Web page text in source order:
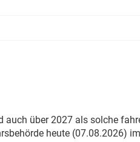
über 2027 als solche
heute (07.08.2026)